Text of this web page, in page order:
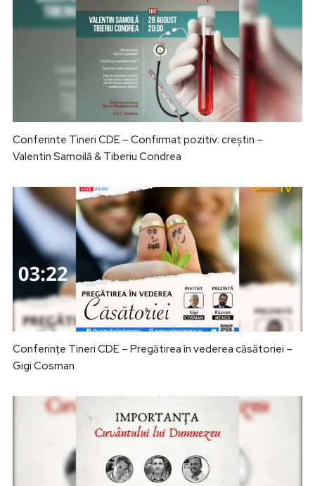
Conferinte Tineri CDE – Confirmat pozitiv: creștin –
Valentin Samoilă & Tiberiu Condrea
Conferințe Tineri CDE – Pregătirea în vederea căsătoriei –
Gigi Cosman